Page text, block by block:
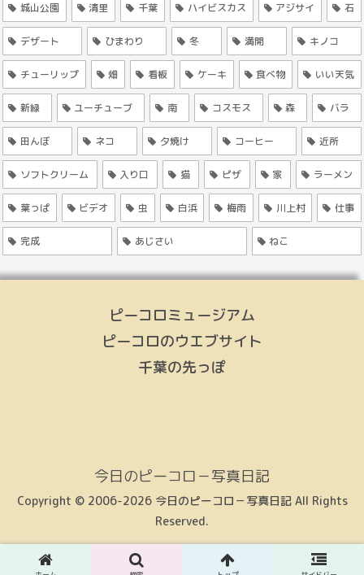
城山公園 清里 千葉 ハイビスカス アジサイ 石
デザート ひまわり 冬 満開 キノコ
チューリップ 畑 看板 ケーキ 食べ物 いい天気
新緑 ユーチューブ 南 コスモス 森 バラ
田んぼ ネコ 夕焼け コーヒー 近所
ソフトクリーム 入り口 猫 ピザ 家 ラーメン
葉っぱ ビデオ 虫 白浜 梅雨 川上村 仕事
完成 あじさい ねこ
ピーコロミュージアム
ピーコロのウエブサイト
千葉の先っぽ
今日のピーコロ－写真日記
Copyright © 2006-2026 今日のピーコロ－写真日記 All Rights
Reserved.